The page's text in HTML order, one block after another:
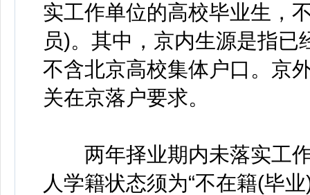
实工作单位的高校毕业生，
员)。其中，京内生源是指
不含北京高校集体户口。京
关在京落户要求。
两年择业期内未落实工作
人学籍状态须为“不在籍(毕